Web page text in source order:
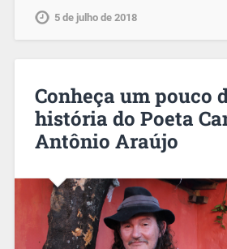
5 de julho de 2018
Conheça um pouco
história do Poeta
Antônio Araújo